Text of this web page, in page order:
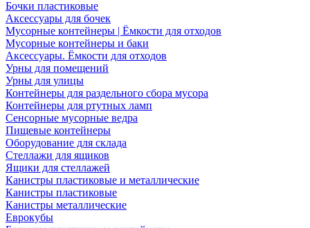
Бочки пластиковые
Аксессуары для бочек
Мусорные контейнеры | Ёмкости для отходов
Мусорные контейнеры и баки
Аксессуары. Ёмкости для отходов
Урны для помещений
Урны для улицы
Контейнеры для раздельного сбора мусора
Контейнеры для ртутных ламп
Сенсорные мусорные ведра
Пищевые контейнеры
Оборудование для склада
Стеллажи для ящиков
Ящики для стеллажей
Канистры пластиковые и металлические
Канистры пластиковые
Канистры металлические
Еврокубы